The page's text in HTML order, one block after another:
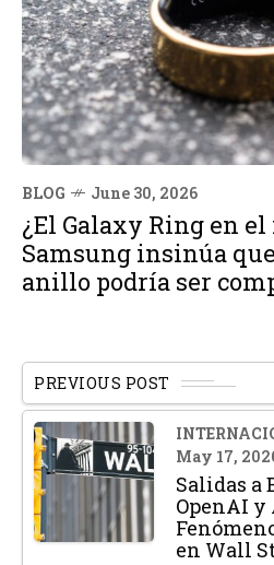
BLOG June 30, 2026
¿El Galaxy Ring en el
Samsung insinúa
anillo podría ser
PREVIOUS POST
May 17,
Salidas a
OpenAI
en Wall